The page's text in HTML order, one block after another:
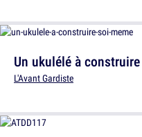
Un ukulélé à
L'Avant Gardiste